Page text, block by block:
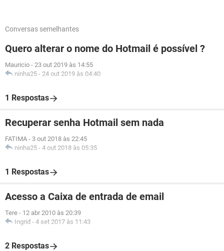
Conversas semelhantes
Quero alterar o nome do Hotmail é possível ?
Mauricio - 23 out 2019 às 14:55
ninha25 - 24 out 2019 às 04:40
1 Respostas
Recuperar senha Hotmail sem nada
FATIMA - 3 out 2018 às 22:45
ninha25 - 4 out 2018 às 05:35
1 Respostas
Acesso a Caixa de entrada de email
Tere - 12 abr 2010 às 20:39
Ingrid - 4 set 2017 às 11:43
2 Respostas